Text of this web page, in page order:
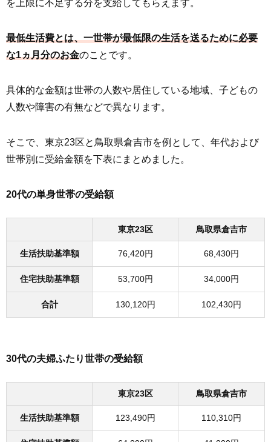
を上限に不足する分を支給してもらえます。
最低生活費とは、一世帯が最低限の生活を送るために必要
な1ヵ月分のお金のことです。
具体的な金額は世帯の人数や居住している地域、子どもの
人数や障害の有無などで異なります。
そこで、東京23区と鳥取県倉吉市を例として、年代および
世帯別に受給金額を下表にまとめました。
20代の単身世帯の受給額
東京23区 鳥取県倉吉市
生活扶助基準額 76,420円 68,430円
住宅扶助基準額 53,700円 34,000円
合計 130,120円 102,430円
30代の夫婦ふたり世帯の受給額
東京23区 鳥取県倉吉市
生活扶助基準額 123,490円 110,310円